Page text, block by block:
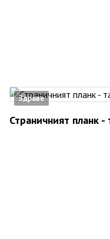
Здраве
Страничният планк